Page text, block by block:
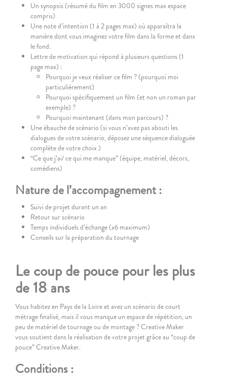
Un synopsis (résumé du film en 3000 signes max espace
compris)
Une note d’intention (1 à 2 pages max) où apparaîtra la
manière dont vous imaginez votre film dans la forme et dans
le fond.
Lettre de motivation qui répond à plusieurs questions (1
page max) :
Pourquoi je veux réaliser ce film ? (pourquoi moi
particulièrement)
Pourquoi spécifiquement un film (et non un roman par
exemple) ?
Pourquoi maintenant (dans mon parcours) ?
Une ébauche de scénario (si vous n’avez pas abouti les
dialogues de votre scénario, déposez une séquence dialoguée
complète de votre choix )
“Ce que j’ai/ ce qui me manque” (équipe, matériel, décors,
comédiens)
Nature de l’accompagnement :
Suivi de projet durant un an
Retour sur scénario
Temps individuels d’échange (x6 maximum)
Conseils sur la préparation du tournage
Le coup de pouce pour les plus
de 18 ans
Vous habitez en Pays de la Loire et avez un scénario de court
métrage finalisé, mais il vous manque un espace de répétition, un
peu de matériel de tournage ou de montage ? Creative Maker
vous soutient dans la réalisation de votre projet grâce au “coup de
pouce” Creative Maker.
Conditions :